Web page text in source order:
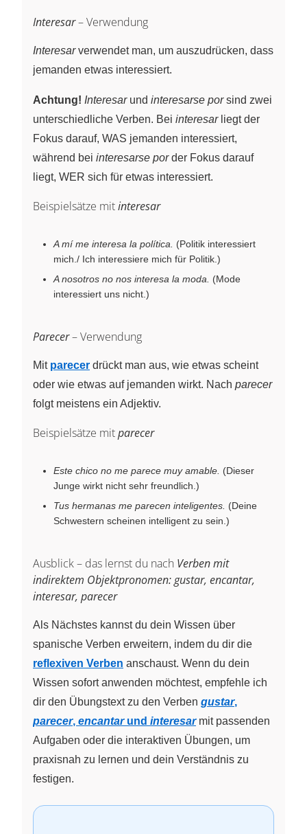
Interesar– Verwendung
Interesarverwendet man, um auszudrücken, dass
jemanden etwas interessiert.
Achtung! Interesarund interesarse porsind zwei
unterschiedliche Verben. Bei interesarliegt der
Fokus darauf, WAS jemanden interessiert,
während bei interesarse porder Fokus darauf
liegt, WER sich für etwas interessiert.
Beispielsätze mitinteresar
A mí me interesa la política.
(Politik interessiert
mich./ Ich interessiere mich für Politik.)
A nosotros no nos interesa la moda.
(Mode
interessiert uns nicht.)
Parecer– Verwendung
Mit parecer drückt man aus, wie etwas scheint
oder wie etwas auf jemanden wirkt. Nach parecer
folgt meistens ein Adjektiv.
Beispielsätze mitparecer
Este chico no me parece muy amable. (Dieser
Junge wirkt nicht sehr freundlich.)
Tus hermanas me parecen inteligentes. (Deine
Schwestern scheinen intelligent zu sein.)
Ausblick – das lernst du nach Verben mit
indirektem Objektpronomen: gustar, encantar,
interesar, parecer
Als Nächstes kannst du dein Wissen über
spanische Verben erweitern, indem du dir die
reflexiven Verben anschaust. Wenn du dein
Wissen sofort anwenden möchtest, empfehle ich
dir den Übungstext zu den Verben gustar,
parecer, encantarund interesarmit passenden
Aufgaben oder die interaktiven Übungen, um
praxisnah zu lernen und dein Verständnis zu
festigen.